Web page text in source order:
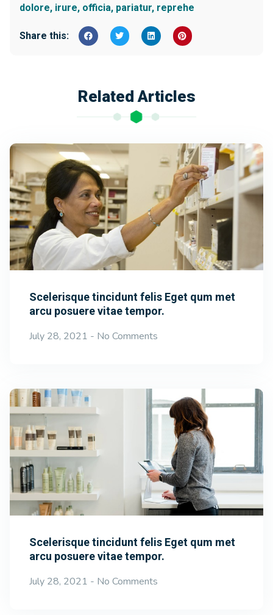
dolore, irure, officia, pariatur, reprehe
Share this:
Related Articles
Scelerisque tincidunt felis Eget qum met
arcu posuere vitae tempor.
July 28, 2021 No Comments
Scelerisque tincidunt felis Eget qum met
arcu posuere vitae tempor.
July 28, 2021 No Comments